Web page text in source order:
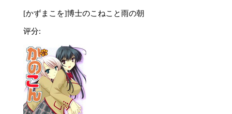
[かずまこを]博士のこねこと雨の朝
评分: